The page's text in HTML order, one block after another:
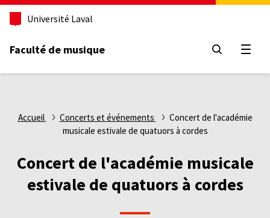
Aller
principal
Université Laval
Faculté de musique
Fil
d'Ariane
Accueil Concerts et événements
Concert de l'académie
musicale estivale de quatuors à cordes
Concert de l'académie musicale
estivale de quatuors à cordes